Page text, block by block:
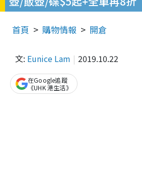
首頁 購物情報 開倉
文: Eunice Lam 2019.10.22
在Google追蹤
《UHK 港生活》